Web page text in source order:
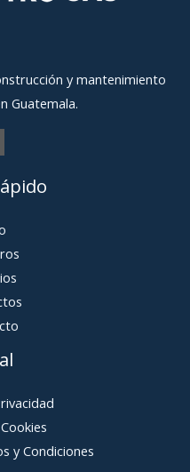
y mantenimiento
Guatemala.
y Condiciones